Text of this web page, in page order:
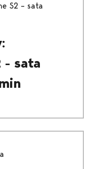
S2 – sata
- sata